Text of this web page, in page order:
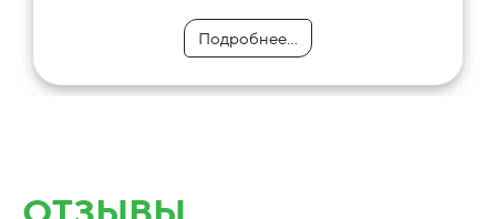
Подробнее...
Подробнее...
Подробнее...
Подробнее...
Подробнее...